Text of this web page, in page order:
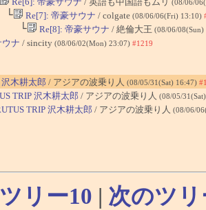
(08/06/
Re[7]: 帝豪サウナ / colgate (08/06/06(Fri) 13:10)
Re[8]: 帝豪サウナ / 絶倫大王 (08/06/
ナ / sincity (08/06/02(Mon) 23:07) #1219
沢木耕太郎 / アジアの波乗り人 (08/05/31(Sat) 16:47)
TRIP 沢木耕太郎 / アジアの波乗り人 (08/05/
TRIP 沢木耕太郎 / アジアの波乗り人 (08/06/
リー10 | 次のツリ